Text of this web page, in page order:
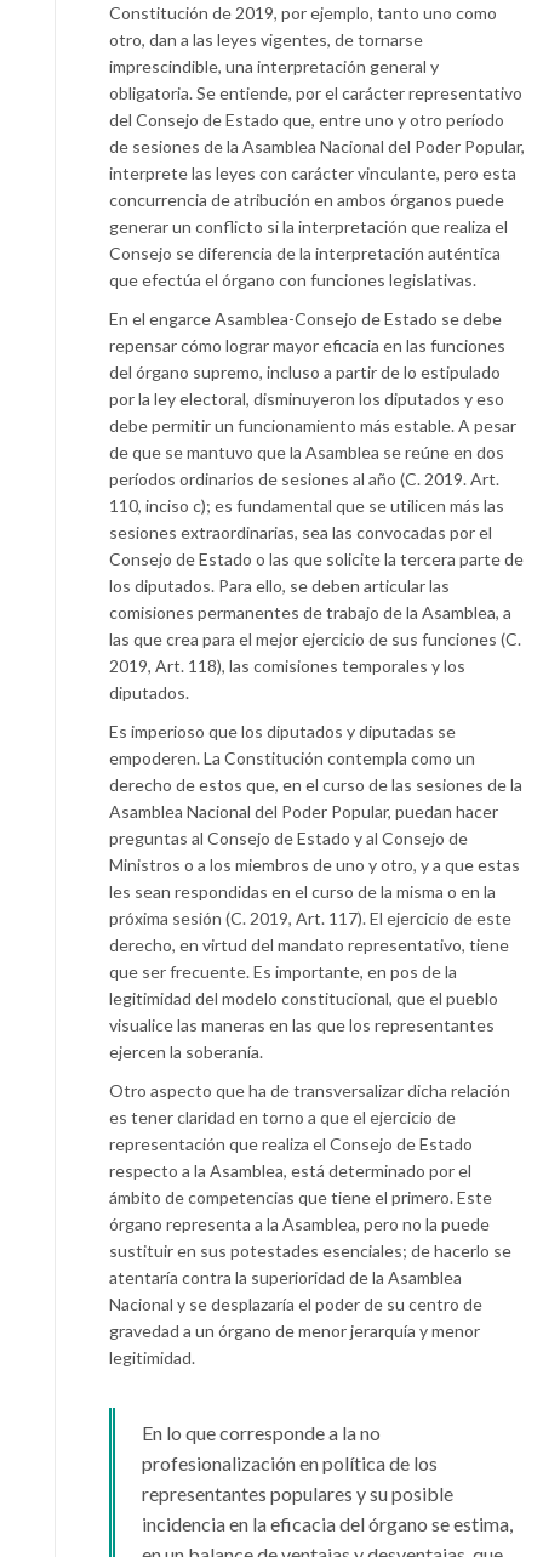
Constitución de 2019, por ejemplo, tanto uno como
otro, dan a las leyes vigentes, de tornarse
imprescindible, una interpretación general y
obligatoria. Se entiende, por el carácter representativo
del Consejo de Estado que, entre uno y otro período
de sesiones de la Asamblea Nacional del Poder Popular,
interprete las leyes con carácter vinculante, pero esta
concurrencia de atribución en ambos órganos puede
generar un conflicto si la interpretación que realiza el
Consejo se diferencia de la interpretación auténtica
que efectúa el órgano con funciones legislativas.
En el engarce Asamblea-Consejo de Estado se debe
repensar cómo lograr mayor eficacia en las funciones
del órgano supremo, incluso a partir de lo estipulado
por la ley electoral, disminuyeron los diputados y eso
debe permitir un funcionamiento más estable. A pesar
de que se mantuvo que la Asamblea se reúne en dos
períodos ordinarios de sesiones al año (C. 2019. Art.
110, inciso c); es fundamental que se utilicen más las
sesiones extraordinarias, sea las convocadas por el
Consejo de Estado o las que solicite la tercera parte de
los diputados. Para ello, se deben articular las
comisiones permanentes de trabajo de la Asamblea, a
las que crea para el mejor ejercicio de sus funciones (C.
2019, Art. 118), las comisiones temporales y los
diputados.
Es imperioso que los diputados y diputadas se
empoderen. La Constitución contempla como un
derecho de estos que, en el curso de las sesiones de la
Asamblea Nacional del Poder Popular, puedan hacer
preguntas al Consejo de Estado y al Consejo de
Ministros o a los miembros de uno y otro, y a que estas
les sean respondidas en el curso de la misma o en la
próxima sesión (C. 2019, Art. 117). El ejercicio de este
derecho, en virtud del mandato representativo, tiene
que ser frecuente. Es importante, en pos de la
legitimidad del modelo constitucional, que el pueblo
visualice las maneras en las que los representantes
ejercen la soberanía.
Otro aspecto que ha de transversalizar dicha relación
es tener claridad en torno a que el ejercicio de
representación que realiza el Consejo de Estado
respecto a la Asamblea, está determinado por el
ámbito de competencias que tiene el primero. Este
órgano representa a la Asamblea, pero no la puede
sustituir en sus potestades esenciales; de hacerlo se
atentaría contra la superioridad de la Asamblea
Nacional y se desplazaría el poder de su centro de
gravedad a un órgano de menor jerarquía y menor
legitimidad.
En lo que corresponde a la no
profesionalización en política de los
representantes populares y su posible
incidencia en la eficacia del órgano se estima,